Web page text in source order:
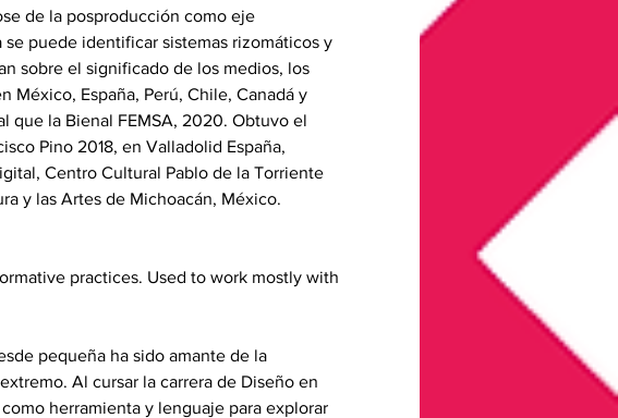
de la posproducción como eje
puede identificar sistemas rizomáticos y
sobre el significado de los medios, los
México, España, Perú, Chile, Canadá y
que la Bienal FEMSA, 2020. Obtuvo el
Pino 2018, en Valladolid España,
Centro Cultural Pablo de la Torriente
y las Artes de Michoacán, México.
practices. Used to work mostly with
pequeña ha sido amante de la
Al cursar la carrera de Diseño en
herramienta y lenguaje para explorar